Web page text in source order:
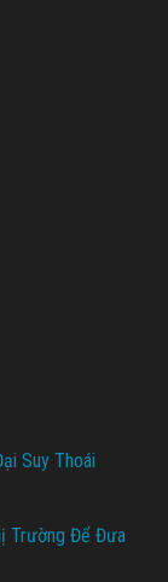
Suy Thoái
Trường Để Đưa